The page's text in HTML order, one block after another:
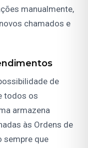
manualmente,
chamados e
de
todos os
armazena
às Ordens de
sempre que